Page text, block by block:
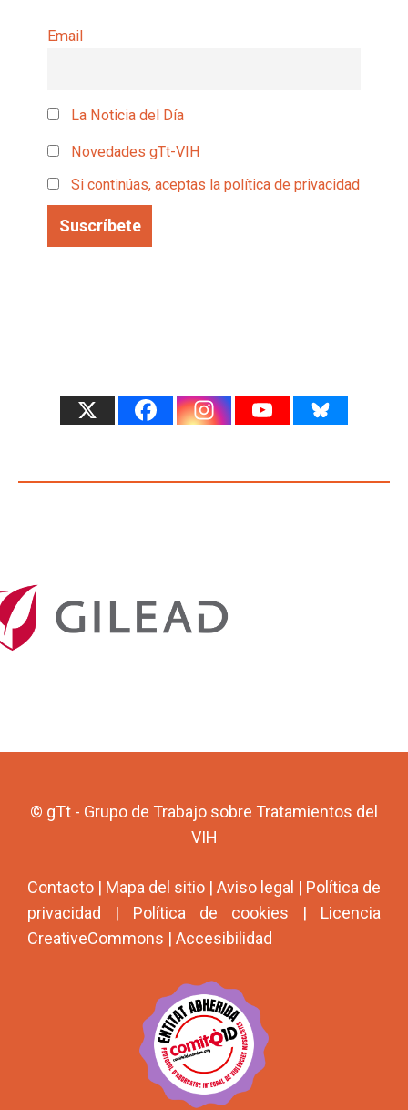
Email
La Noticia del Día
Novedades gTt-VIH
Si continúas, aceptas la política de privacidad
© gTt - Grupo de Trabajo sobre Tratamientos del
VIH
Contacto | Mapa del sitio | Aviso legal | Política de
privacidad | Política de cookies | Licencia
CreativeCommons | Accesibilidad